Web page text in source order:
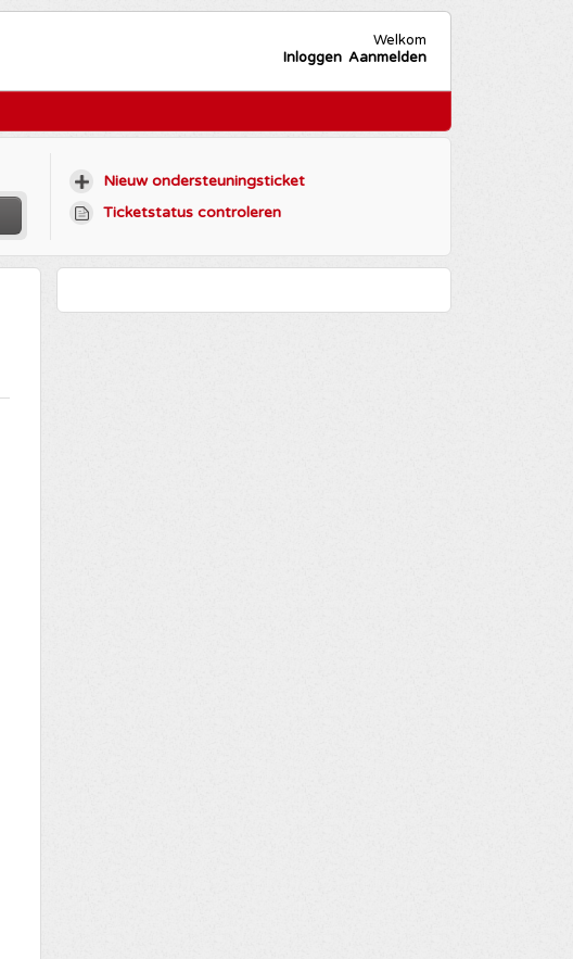
Welkom
Inloggen Aanmelden
Nieuw ondersteuningsticket
Ticketstatus controleren